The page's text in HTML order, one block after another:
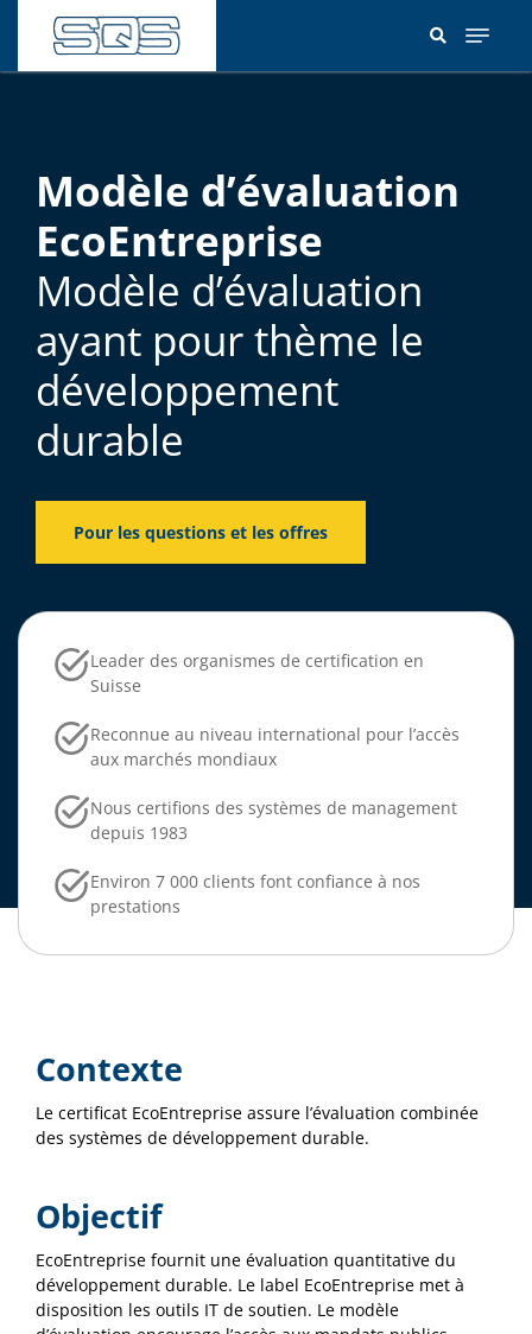
contenu
Modèle d’évaluation
EcoEntreprise
Modèle d’évaluation
ayant pour thème le
développement
durable
Pour les questions et les offres
Leader des organismes de certification en
Suisse
Reconnue au niveau international pour l’accès
aux marchés mondiaux
Nous certifions des systèmes de management
depuis 1983
Environ 7 000 clients font confiance à nos
prestations
Contexte
Le certificat EcoEntreprise assure l’évaluation combinée
des systèmes de développement durable.
Objectif
EcoEntreprise fournit une évaluation quantitative du
développement durable. Le label EcoEntreprise met à
disposition les outils IT de soutien. Le modèle